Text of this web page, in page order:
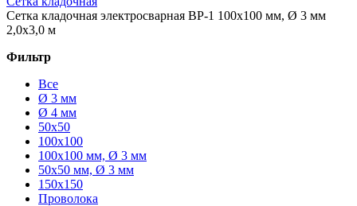
Сетка кладочная электросварная ВР-1 100x100 мм, Ø 3 мм
2,0x3,0 м
Фильтр
Все
Ø 3 мм
Ø 4 мм
50x50
100x100
100x100 мм, Ø 3 мм
50x50 мм, Ø 3 мм
150x150
Проволока